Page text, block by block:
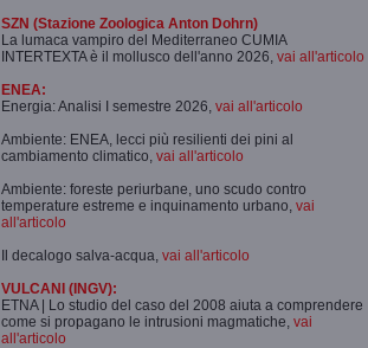
SZN (Stazione Zoologica Anton Dohrn)
La lumaca vampiro del Mediterraneo CUMIA
INTERTEXTA è il mollusco dell'anno 2026, vai all'articolo
ENEA:
Energia: Analisi I semestre 2026, vai all'articolo
Ambiente: ENEA, lecci più resilienti dei pini al
cambiamento climatico, vai all'articolo
Ambiente: foreste periurbane, uno scudo contro
temperature estreme e inquinamento urbano, vai
all'articolo
Il decalogo salva-acqua, vai all'articolo
VULCANI (INGV):
ETNA | Lo studio del caso del 2008 aiuta a comprendere
come si propagano le intrusioni magmatiche, vai
all'articolo